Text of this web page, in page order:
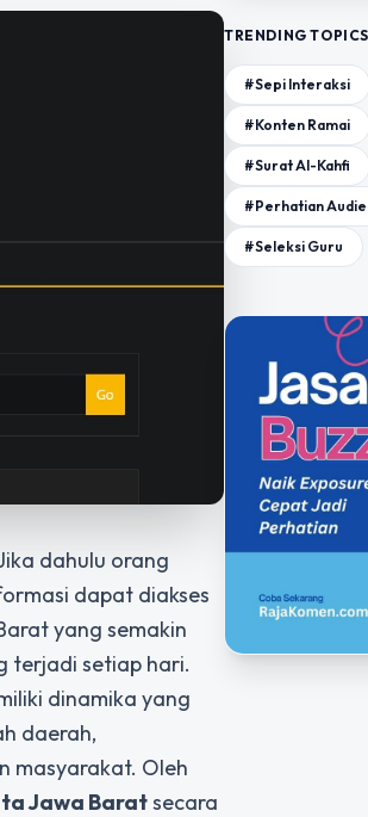
dahulu orang
dapat diakses
yang semakin
terjadi setiap hari.
dinamika yang
daerah,
masyarakat. Oleh
Jawa Baratsecara
TRENDING TOPICS
#Sepi Interaksi
#Konten Ramai
#Surat Al-Kahfi
#Perhatian
#Seleksi Guru